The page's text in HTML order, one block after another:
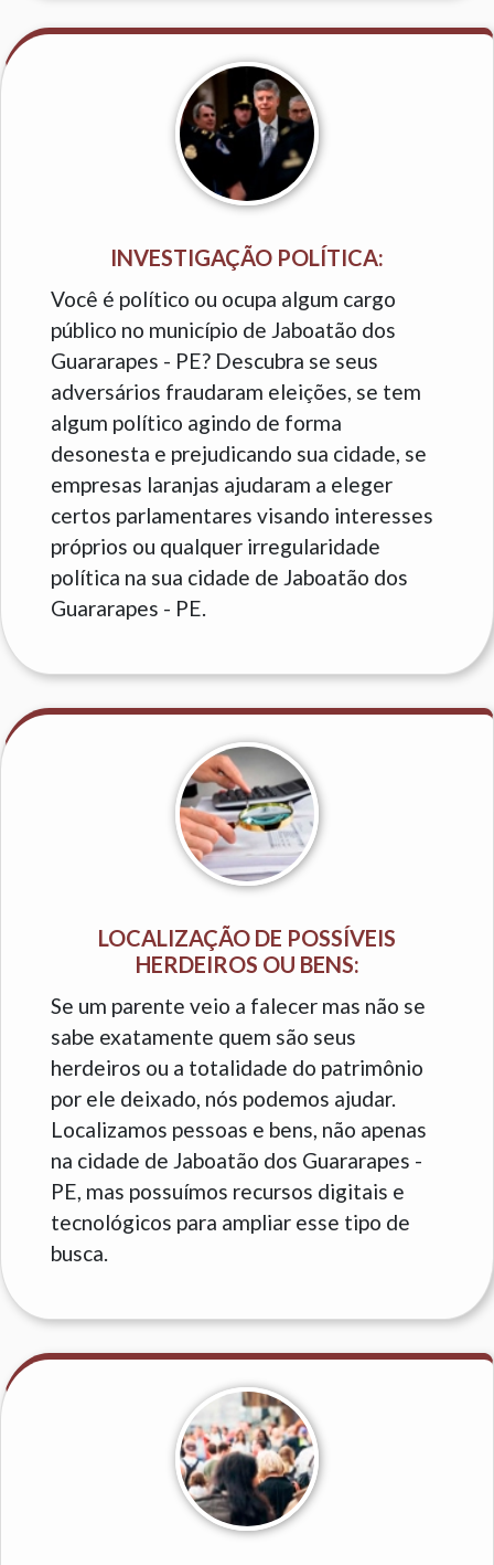
INVESTIGAÇÃO POLÍTICA:
Você é político ou ocupa algum cargo
público no município de Jaboatão dos
Guararapes - PE? Descubra se seus
adversários fraudaram eleições, se tem
algum político agindo de forma
desonesta e prejudicando sua cidade, se
empresas laranjas ajudaram a eleger
certos parlamentares visando interesses
próprios ou qualquer irregularidade
política na sua cidade de Jaboatão dos
Guararapes - PE.
LOCALIZAÇÃO DE POSSÍVEIS
HERDEIROS OU BENS:
Se um parente veio a falecer mas não se
sabe exatamente quem são seus
herdeiros ou a totalidade do patrimônio
por ele deixado, nós podemos ajudar.
Localizamos pessoas e bens, não apenas
na cidade de Jaboatão dos Guararapes -
PE, mas possuímos recursos digitais e
tecnológicos para ampliar esse tipo de
busca.